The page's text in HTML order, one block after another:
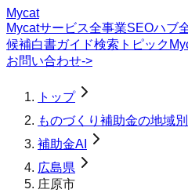
Mycat
Mycatサービス全事業SEOハブ
候補白書ガイド検索トピック
お問い合わせ->
トップ
ものづくり補助金の地域
補助金AI
広島県
庄原市